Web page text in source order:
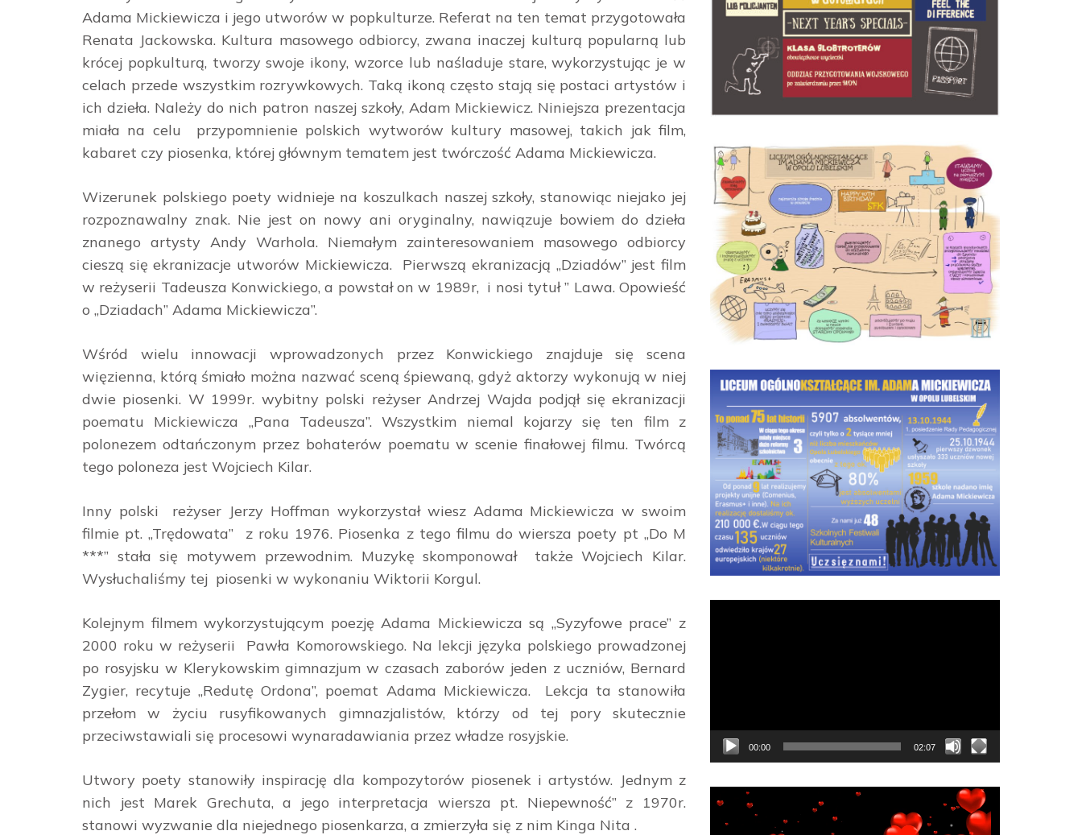
Adama Mickiewicza i jego utworów w popkulturze. Referat na ten temat przygotowała
Renata Jackowska. Kultura masowego odbiorcy, zwana inaczej kulturą popularną lub
krócej popkulturą, tworzy swoje ikony, wzorce lub naśladuje stare, wykorzystując je w
celach przede wszystkim rozrywkowych. Taką ikoną często stają się postaci artystów i
ich dzieła. Należy do nich patron naszej szkoły, Adam Mickiewicz. Niniejsza prezentacja
miała na celu przypomnienie polskich wytworów kultury masowej, takich jak film,
kabaret czy piosenka, której głównym tematem jest twórczość Adama Mickiewicza.
Wizerunek polskiego poety widnieje na koszulkach naszej szkoły, stanowiąc niejako jej
rozpoznawalny znak. Nie jest on nowy ani oryginalny, nawiązuje bowiem do dzieła
znanego artysty Andy Warhola. Niemałym zainteresowaniem masowego odbiorcy
cieszą się ekranizacje utworów Mickiewicza. Pierwszą ekranizacją „Dziadów” jest film
w reżyserii Tadeusza Konwickiego, a powstał on w 1989r, i nosi tytuł ” Lawa. Opowieść
o „Dziadach” Adama Mickiewicza”.
Wśród wielu innowacji wprowadzonych przez Konwickiego znajduje się scena
więzienna, którą śmiało można nazwać sceną śpiewaną, gdyż aktorzy wykonują w niej
dwie piosenki. W 1999r. wybitny polski reżyser Andrzej Wajda podjął się ekranizacji
poematu Mickiewicza „Pana Tadeusza”. Wszystkim niemal kojarzy się ten film z
polonezem odtańczonym przez bohaterów poematu w scenie finałowej filmu. Twórcą
tego poloneza jest Wojciech Kilar.
Inny polski reżyser Jerzy Hoffman wykorzystał wiesz Adama Mickiewicza w swoim
filmie pt. „Trędowata” z roku 1976. Piosenka z tego filmu do wiersza poety pt „Do M
***” stała się motywem przewodnim. Muzykę skomponował także Wojciech Kilar.
Wysłuchaliśmy tej piosenki w wykonaniu Wiktorii Korgul.
Kolejnym filmem wykorzystującym poezję Adama Mickiewicza są „Syzyfowe prace” z
2000 roku w reżyserii Pawła Komorowskiego. Na lekcji języka polskiego prowadzonej
po rosyjsku w Klerykowskim gimnazjum w czasach zaborów jeden z uczniów, Bernard
Zygier, recytuje „Redutę Ordona”, poemat Adama Mickiewicza. Lekcja ta stanowiła
przełom w życiu rusyfikowanych gimnazjalistów, którzy od tej pory skutecznie
przeciwstawiali się procesowi wynaradawiania przez władze rosyjskie.
Utwory poety stanowiły inspirację dla kompozytorów piosenek i artystów. Jednym z
nich jest Marek Grechuta, a jego interpretacja wiersza pt. Niepewność” z 1970r.
stanowi wyzwanie dla niejednego piosenkarza, a zmierzyła się z nim Kinga Nita .
00:00 02:07
Odtwarzacz
video